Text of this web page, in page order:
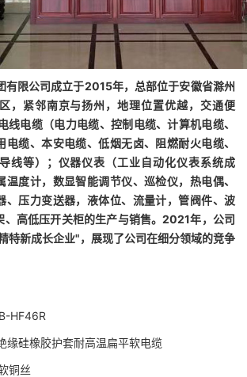
限公司成立于2015年，总部位于安徽省滁州
，紧邻南京与扬州，地理位置优越，交通便
线电缆（电力电缆、控制电缆、计算机电缆、
电缆、本安电缆、低烟无卤、阻燃耐火电缆、
线等）；仪器仪表（工业自动化仪表系统成
温度计，数显智能调节仪、巡检仪，热电偶、
、压力变送器，液体位、流量计，管阀件、波
、高低压开关柜的生产与销售。2021年，公司
特新成长企业"，展现了公司在细分领域的竞争
HF46R
硅橡胶护套耐高温扁平软电缆
铜丝